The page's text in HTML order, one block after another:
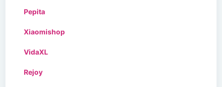
Pepita
Xiaomishop
VidaXL
Rejoy